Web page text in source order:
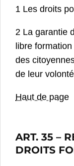
1 Les droits
2 La garantie
libre
des
de leur
Haut de page
ART. 35 –
DROITS